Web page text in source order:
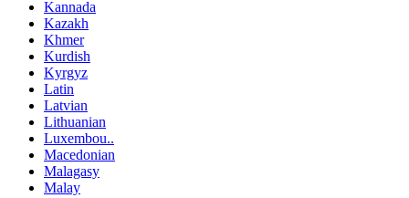
Kannada
Kazakh
Khmer
Kurdish
Kyrgyz
Latin
Latvian
Lithuanian
Luxembou..
Macedonian
Malagasy
Malay